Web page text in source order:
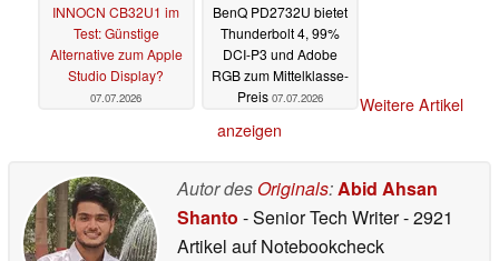
INNOCN CB32U1 im
Test: Günstige
Alternative zum Apple
Studio Display?
07.07.2026
BenQ PD2732U bietet
Thunderbolt 4, 99%
DCI-P3 und Adobe
RGB zum Mittelklasse-
Preis 07.07.2026
Weitere Artikel
anzeigen
Autor des Originals:Abid Ahsan
Shanto - Senior Tech Writer- 2921
Artikel auf Notebookcheck